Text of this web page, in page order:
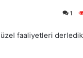
1
faaliyetleri